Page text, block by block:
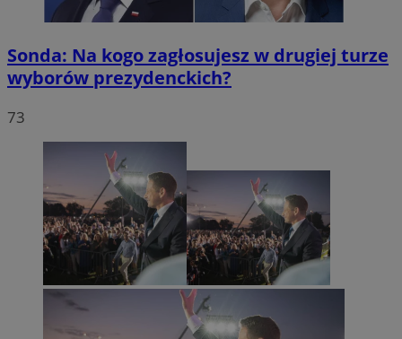
Sonda: Na kogo zagłosujesz w drugiej turze
wyborów prezydenckich?
73